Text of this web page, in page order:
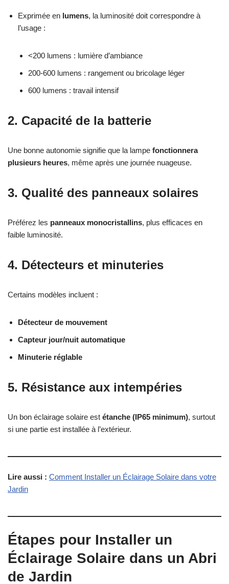
Exprimée en lumens, la luminosité doit correspondre à
l’usage :
<200 lumens : lumière d’ambiance
200-600 lumens : rangement ou bricolage léger
600 lumens : travail intensif
2. Capacité de la batterie
Une bonne autonomie signifie que la lampe fonctionnera
plusieurs heures, même après une journée nuageuse.
3. Qualité des panneaux solaires
Préférez les panneaux monocristallins, plus efficaces en
faible luminosité.
4. Détecteurs et minuteries
Certains modèles incluent :
Détecteur de mouvement
Capteur jour/nuit automatique
Minuterie réglable
5. Résistance aux intempéries
Un bon éclairage solaire est étanche (IP65 minimum), surtout
si une partie est installée à l’extérieur.
Lire aussi : Comment Installer un Éclairage Solaire dans votre
Jardin
Étapes pour Installer un
Éclairage Solaire dans un Abri
de Jardin